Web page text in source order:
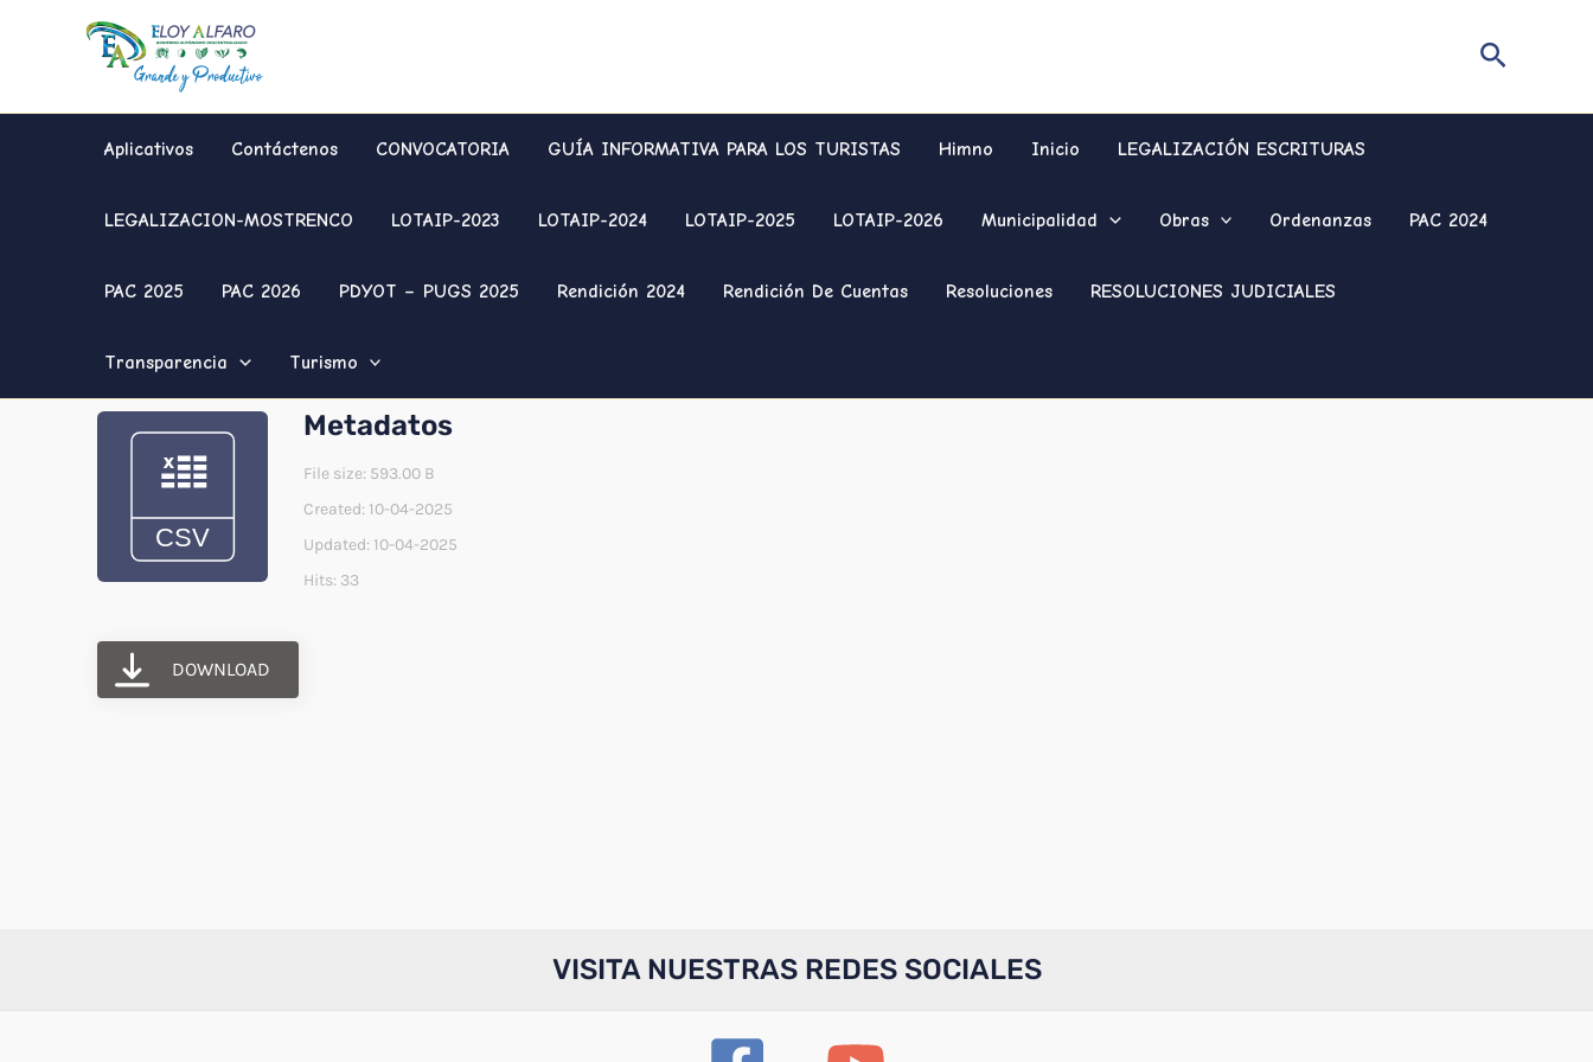
Buscar
Aplicativos Contáctenos CONVOCATORIA GUÍA INFORMATIVA PARA LOS TURISTAS Himno Inicio LEGALIZACIÓN ESCRITURAS
LEGALIZACION-MOSTRENCO LOTAIP-2023 LOTAIP-2024 LOTAIP-2025 LOTAIP-2026 Municipalidad Obras Ordenanzas PAC 2024
PAC 2025 PAC 2026 PDYOT – PUGS 2025 Rendición 2024 Rendición De Cuentas Resoluciones RESOLUCIONES JUDICIALES
Transparencia Turismo
Metadatos
File size: 593.00 B
Created: 10-04-2025
Updated: 10-04-2025
Hits: 33
DOWNLOAD
VISITA NUESTRAS REDES SOCIALES